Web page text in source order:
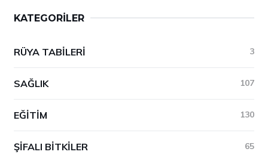
KATEGORILER
RÜYA TABILERI 3
SAĞLIK 107
EĞITIM 130
ŞIFALI BITKILER 65